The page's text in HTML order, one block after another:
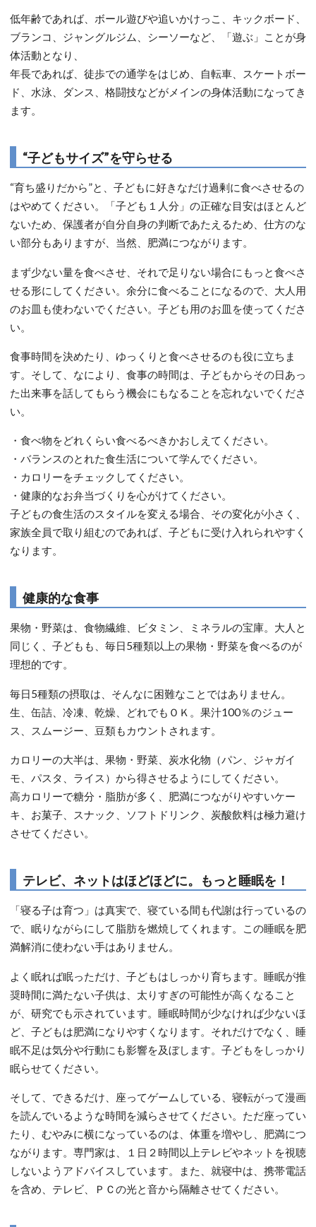
低年齢であれば、ボール遊びや追いかけっこ、キックボード、
ブランコ、ジャングルジム、シーソーなど、「遊ぶ」ことが身
体活動となり、
年長であれば、徒歩での通学をはじめ、自転車、スケートボー
ド、水泳、ダンス、格闘技などがメインの身体活動になってき
ます。
“子どもサイズ”を守らせる
“育ち盛りだから”と、子どもに好きなだけ過剰に食べさせるの
はやめてください。「子ども１人分」の正確な目安はほとんど
ないため、保護者が自分自身の判断であたえるため、仕方のな
い部分もありますが、当然、肥満につながります。
まず少ない量を食べさせ、それで足りない場合にもっと食べさ
せる形にしてください。余分に食べることになるので、大人用
のお皿も使わないでください。子ども用のお皿を使ってくださ
い。
食事時間を決めたり、ゆっくりと食べさせるのも役に立ちま
す。そして、なにより、食事の時間は、子どもからその日あっ
た出来事を話してもらう機会にもなることを忘れないでくださ
い。
・食べ物をどれくらい食べるべきかおしえてください。
・バランスのとれた食生活について学んでください。
・カロリーをチェックしてください。
・健康的なお弁当づくりを心がけてください。
子どもの食生活のスタイルを変える場合、その変化が小さく、
家族全員で取り組むのであれば、子どもに受け入れられやすく
なります。
健康的な食事
果物・野菜は、食物繊維、ビタミン、ミネラルの宝庫。大人と
同じく、子どもも、毎日5種類以上の果物・野菜を食べるのが
理想的です。
毎日5種類の摂取は、そんなに困難なことではありません。
生、缶詰、冷凍、乾燥、どれでもＯＫ。果汁100％のジュー
ス、スムージー、豆類もカウントされます。
カロリーの大半は、果物・野菜、炭水化物（パン、ジャガイ
モ、パスタ、ライス）から得させるようにしてください。
高カロリーで糖分・脂肪が多く、肥満につながりやすいケー
キ、お菓子、スナック、ソフトドリンク、炭酸飲料は極力避け
させてください。
テレビ、ネットはほどほどに。もっと睡眠を！
「寝る子は育つ」は真実で、寝ている間も代謝は行っているの
で、眠りながらにして脂肪を燃焼してくれます。この睡眠を肥
満解消に使わない手はありません。
よく眠れば眠っただけ、子どもはしっかり育ちます。睡眠が推
奨時間に満たない子供は、太りすぎの可能性が高くなること
が、研究でも示されています。睡眠時間が少なければ少ないほ
ど、子どもは肥満になりやすくなります。それだけでなく、睡
眠不足は気分や行動にも影響を及ぼします。子どもをしっかり
眠らせてください。
そして、できるだけ、座ってゲームしている、寝転がって漫画
を読んでいるような時間を減らさせてください。ただ座ってい
たり、むやみに横になっているのは、体重を増やし、肥満につ
ながります。専門家は、１日２時間以上テレビやネットを視聴
しないようアドバイスしています。また、就寝中は、携帯電話
を含め、テレビ、ＰＣの光と音から隔離させてください。